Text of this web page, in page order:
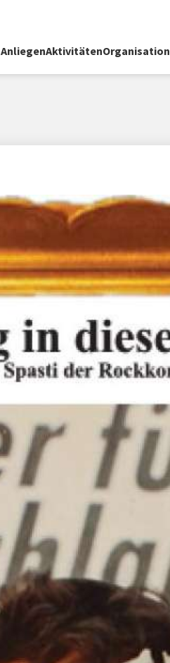
AnliegenAktivitätenOrganisation